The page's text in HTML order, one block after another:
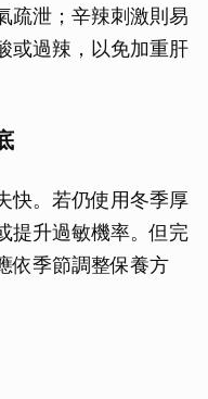
疏泄；辛辣刺激則易
或過辣，以免加重肝
快。若仍使用冬季厚
提升過敏機率。但完
依季節調整保養方